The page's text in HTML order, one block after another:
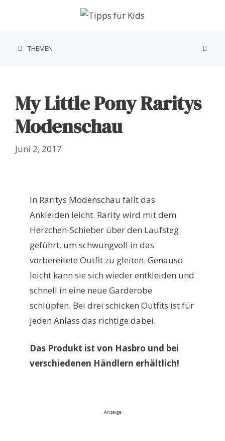
THEMEN
My Little Pony Raritys
Modenschau
Juni 2, 2017
In Raritys Modenschau fällt das
Ankleiden leicht. Rarity wird mit dem
Herzchen-Schieber über den Laufsteg
geführt, um schwungvoll in das
vorbereitete Outfit zu gleiten. Genauso
leicht kann sie sich wieder entkleiden und
schnell in eine neue Garderobe
schlüpfen. Bei drei schicken Outfits ist für
jeden Anlass das richtige dabei.
Das Produkt ist von Hasbro und bei
verschiedenen Händlern erhältlich!
Anzeige